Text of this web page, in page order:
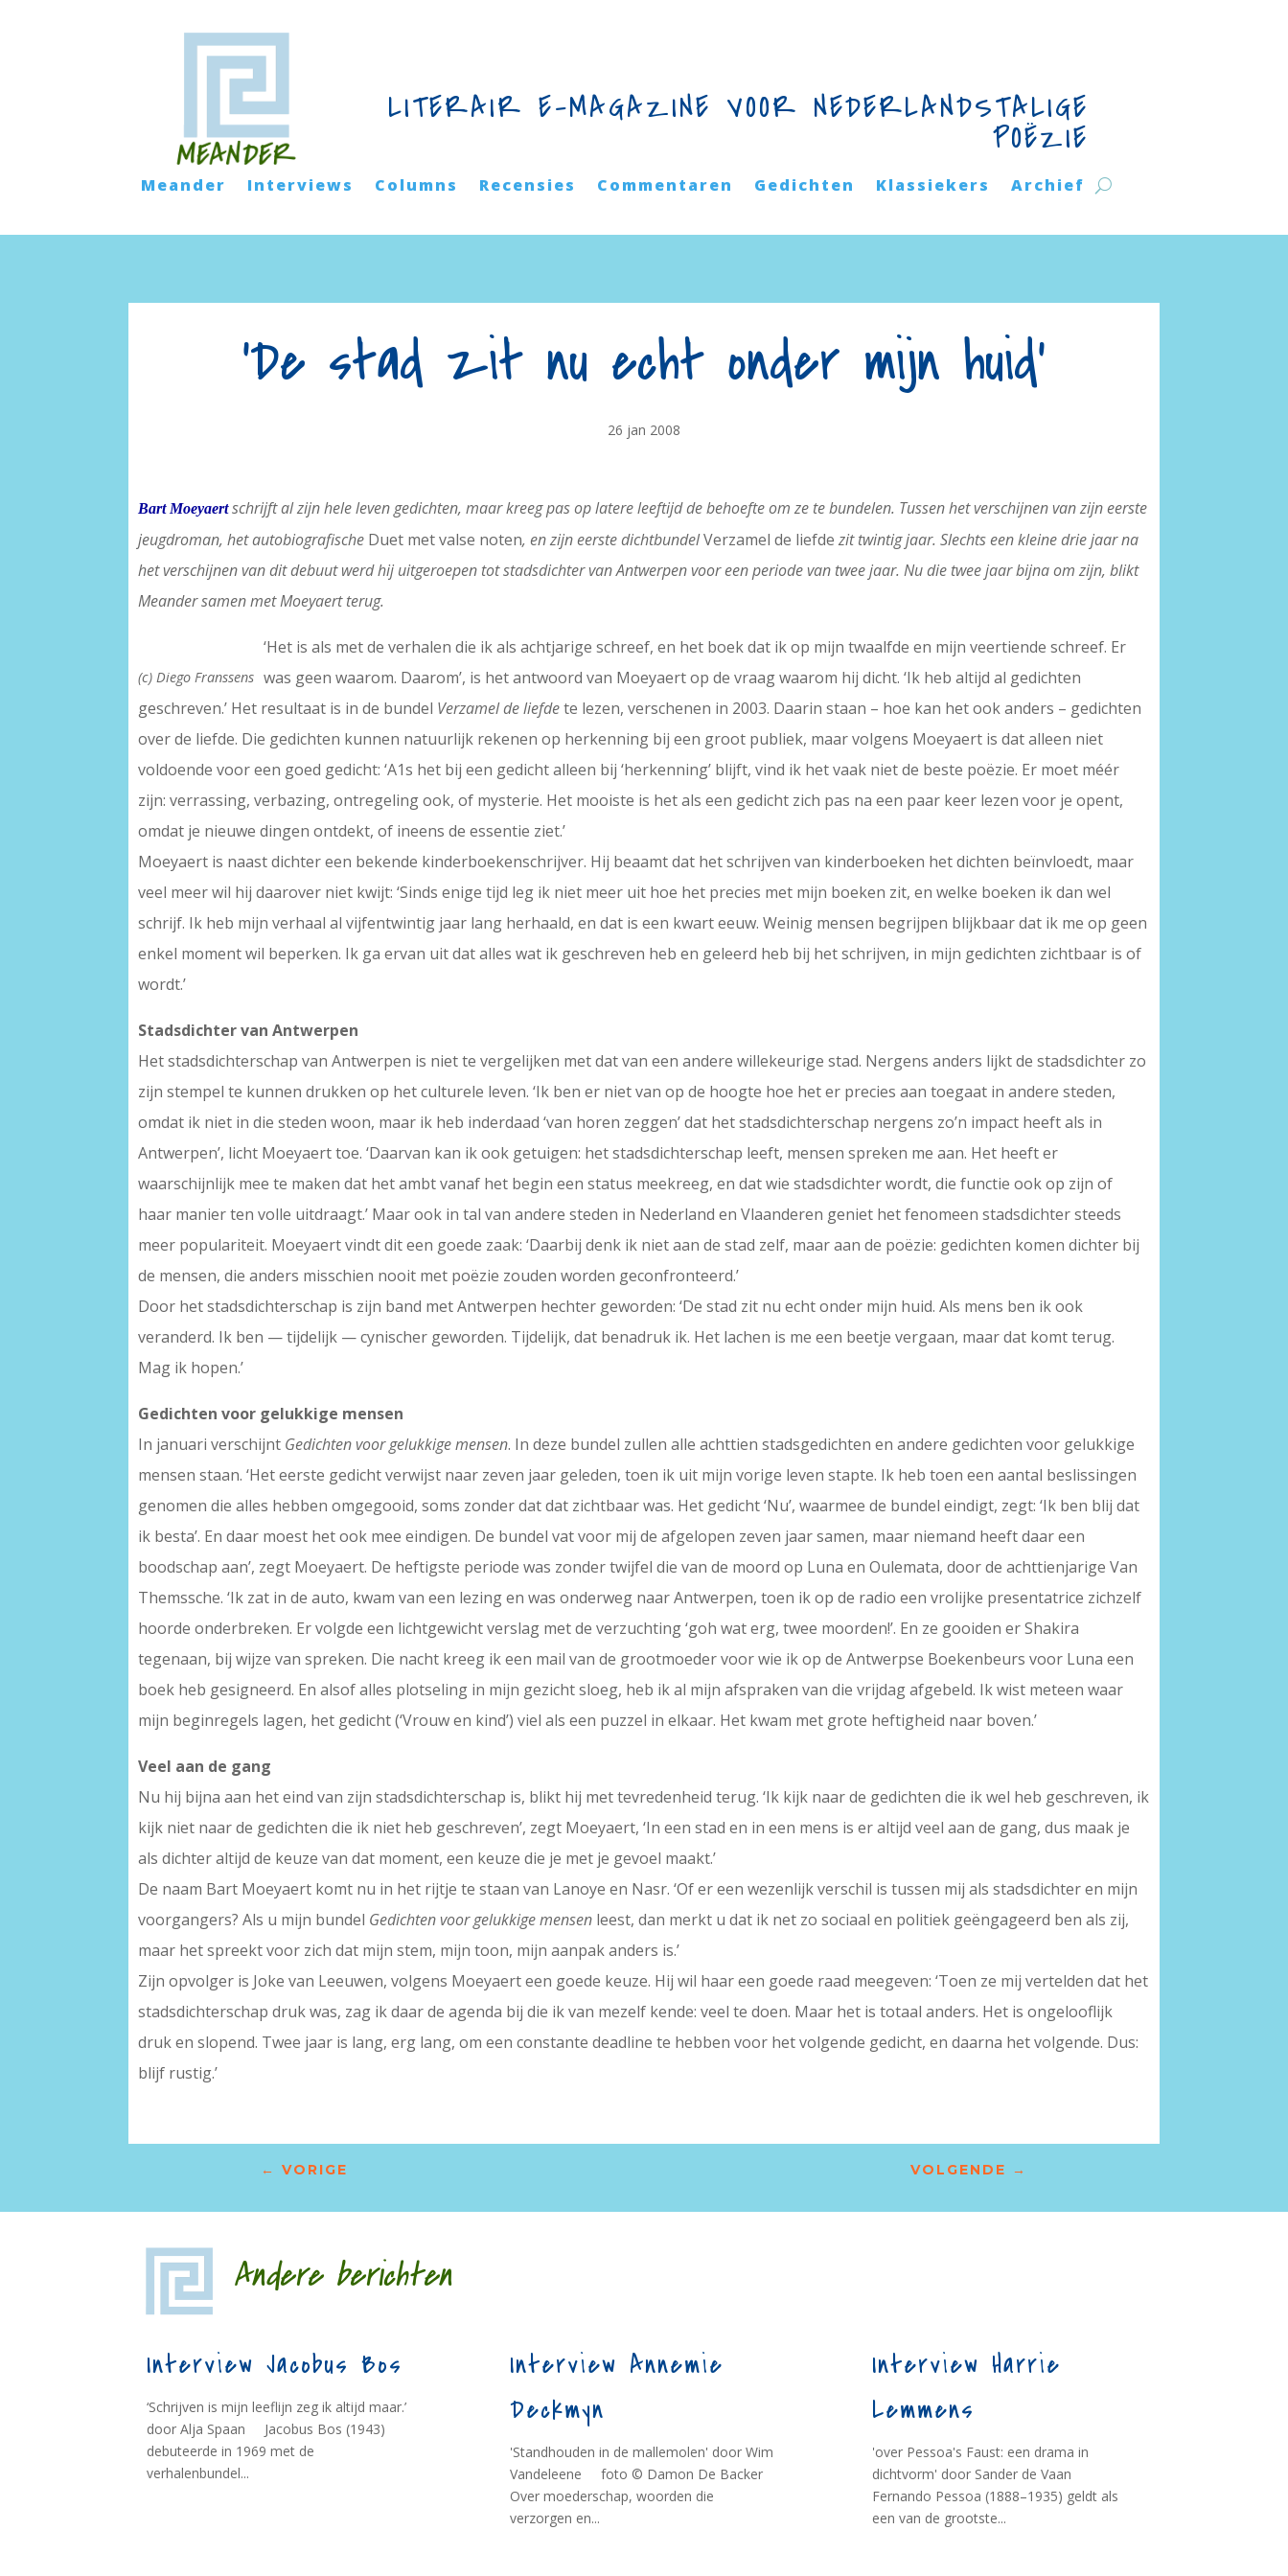
LITERAIR E-MAGAZINE VOOR NEDERLANDSTALIGE
POËZIE
Meander Interviews Columns Recensies Commentaren Gedichten Klassiekers Archief
'De stad zit nu echt onder mijn huid'
26 jan 2008
Bart Moeyaertschrijft al zijn hele leven gedichten, maar kreeg pas op latere leeftijd de behoefte om ze te bundelen. Tussen het verschijnen van zijn eerste
jeugdroman, het autobiografische Duet met valse noten, en zijn eerste dichtbundelVerzamel de liefde zit twintig jaar. Slechts een kleine drie jaar na
het verschijnen van dit debuut werd hij uitgeroepen tot stadsdichter van Antwerpen voor een periode van twee jaar. Nu die twee jaar bijna om zijn, blikt
Meander samen met Moeyaert terug.
(c) Diego Franssens
‘Het is als met de verhalen die ik als achtjarige schreef, en het boek dat ik op mijn twaalfde en mijn veertiende schreef. Er
was geen waarom. Daarom’, is het antwoord van Moeyaert op de vraag waarom hij dicht. ‘Ik heb altijd al gedichten
geschreven.’ Het resultaat is in de bundel Verzamel de liefdete lezen, verschenen in 2003. Daarin staan – hoe kan het ook anders – gedichten
over de liefde. Die gedichten kunnen natuurlijk rekenen op herkenning bij een groot publiek, maar volgens Moeyaert is dat alleen niet
voldoende voor een goed gedicht: ‘A1s het bij een gedicht alleen bij ‘herkenning’ blijft, vind ik het vaak niet de beste poëzie. Er moet méér
zijn: verrassing, verbazing, ontregeling ook, of mysterie. Het mooiste is het als een gedicht zich pas na een paar keer lezen voor je opent,
omdat je nieuwe dingen ontdekt, of ineens de essentie ziet.’
Moeyaert is naast dichter een bekende kinderboekenschrijver. Hij beaamt dat het schrijven van kinderboeken het dichten beïnvloedt, maar
veel meer wil hij daarover niet kwijt: ‘Sinds enige tijd leg ik niet meer uit hoe het precies met mijn boeken zit, en welke boeken ik dan wel
schrijf. Ik heb mijn verhaal al vijfentwintig jaar lang herhaald, en dat is een kwart eeuw. Weinig mensen begrijpen blijkbaar dat ik me op geen
enkel moment wil beperken. Ik ga ervan uit dat alles wat ik geschreven heb en geleerd heb bij het schrijven, in mijn gedichten zichtbaar is of
wordt.’
Stadsdichter van Antwerpen
Het stadsdichterschap van Antwerpen is niet te vergelijken met dat van een andere willekeurige stad. Nergens anders lijkt de stadsdichter zo
zijn stempel te kunnen drukken op het culturele leven. ‘Ik ben er niet van op de hoogte hoe het er precies aan toegaat in andere steden,
omdat ik niet in die steden woon, maar ik heb inderdaad ‘van horen zeggen’ dat het stadsdichterschap nergens zo’n impact heeft als in
Antwerpen’, licht Moeyaert toe. ‘Daarvan kan ik ook getuigen: het stadsdichterschap leeft, mensen spreken me aan. Het heeft er
waarschijnlijk mee te maken dat het ambt vanaf het begin een status meekreeg, en dat wie stadsdichter wordt, die functie ook op zijn of
haar manier ten volle uitdraagt.’ Maar ook in tal van andere steden in Nederland en Vlaanderen geniet het fenomeen stadsdichter steeds
meer populariteit. Moeyaert vindt dit een goede zaak: ‘Daarbij denk ik niet aan de stad zelf, maar aan de poëzie: gedichten komen dichter bij
de mensen, die anders misschien nooit met poëzie zouden worden geconfronteerd.’
Door het stadsdichterschap is zijn band met Antwerpen hechter geworden: ‘De stad zit nu echt onder mijn huid. Als mens ben ik ook
veranderd. Ik ben — tijdelijk — cynischer geworden. Tijdelijk, dat benadruk ik. Het lachen is me een beetje vergaan, maar dat komt terug.
Mag ik hopen.’
Gedichten voor gelukkige mensen
In januari verschijnt Gedichten voor gelukkige mensen. In deze bundel zullen alle achttien stadsgedichten en andere gedichten voor gelukkige
mensen staan. ‘Het eerste gedicht verwijst naar zeven jaar geleden, toen ik uit mijn vorige leven stapte. Ik heb toen een aantal beslissingen
genomen die alles hebben omgegooid, soms zonder dat dat zichtbaar was. Het gedicht ‘Nu’, waarmee de bundel eindigt, zegt: ‘Ik ben blij dat
ik besta’. En daar moest het ook mee eindigen. De bundel vat voor mij de afgelopen zeven jaar samen, maar niemand heeft daar een
boodschap aan’, zegt Moeyaert. De heftigste periode was zonder twijfel die van de moord op Luna en Oulemata, door de achttienjarige Van
Themssche. ‘Ik zat in de auto, kwam van een lezing en was onderweg naar Antwerpen, toen ik op de radio een vrolijke presentatrice zichzelf
hoorde onderbreken. Er volgde een lichtgewicht verslag met de verzuchting ‘goh wat erg, twee moorden!’. En ze gooiden er Shakira
tegenaan, bij wijze van spreken. Die nacht kreeg ik een mail van de grootmoeder voor wie ik op de Antwerpse Boekenbeurs voor Luna een
boek heb gesigneerd. En alsof alles plotseling in mijn gezicht sloeg, heb ik al mijn afspraken van die vrijdag afgebeld. Ik wist meteen waar
mijn beginregels lagen, het gedicht (‘Vrouw en kind’) viel als een puzzel in elkaar. Het kwam met grote heftigheid naar boven.’
Veel aan de gang
Nu hij bijna aan het eind van zijn stadsdichterschap is, blikt hij met tevredenheid terug. ‘Ik kijk naar de gedichten die ik wel heb geschreven, ik
kijk niet naar de gedichten die ik niet heb geschreven’, zegt Moeyaert, ‘In een stad en in een mens is er altijd veel aan de gang, dus maak je
als dichter altijd de keuze van dat moment, een keuze die je met je gevoel maakt.’
De naam Bart Moeyaert komt nu in het rijtje te staan van Lanoye en Nasr. ‘Of er een wezenlijk verschil is tussen mij als stadsdichter en mijn
voorgangers? Als u mijn bundel Gedichten voor gelukkige mensen leest, dan merkt u dat ik net zo sociaal en politiek geëngageerd ben als zij,
maar het spreekt voor zich dat mijn stem, mijn toon, mijn aanpak anders is.’
Zijn opvolger is Joke van Leeuwen, volgens Moeyaert een goede keuze. Hij wil haar een goede raad meegeven: ‘Toen ze mij vertelden dat het
stadsdichterschap druk was, zag ik daar de agenda bij die ik van mezelf kende: veel te doen. Maar het is totaal anders. Het is ongelooflijk
druk en slopend. Twee jaar is lang, erg lang, om een constante deadline te hebben voor het volgende gedicht, en daarna het volgende. Dus:
blijf rustig.’
← VORIGE VOLGENDE →
Andere berichten
Interview Jacobus Bos
‘Schrijven is mijn leeflijn zeg ik altijd maar.’
door Alja Spaan Jacobus Bos (1943)
debuteerde in 1969 met de
verhalenbundel...
Interview Annemie
Deckmyn
'Standhouden in de mallemolen' door Wim
Vandeleene foto © Damon De Backer
Over moederschap, woorden die
verzorgen en...
Interview Harrie
Lemmens
'over Pessoa's Faust: een drama in
dichtvorm' door Sander de Vaan
Fernando Pessoa (1888–1935) geldt als
een van de grootste...